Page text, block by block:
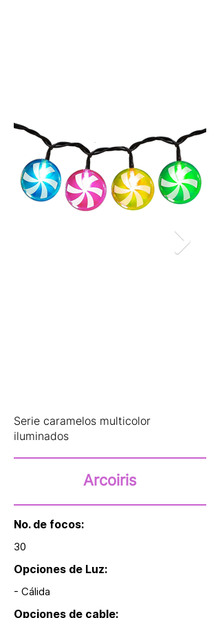
Serie caramelos multicolor
iluminados
Arcoiris
No. de focos:
30
Opciones de Luz:
- Cálida
Opciones de cable: